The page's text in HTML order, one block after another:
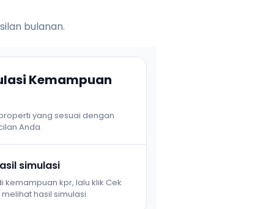
bulanan.
Kemampuan
yang sesuai dengan
Anda.
simulasi
kemampuan kpr, lalu klik Cek
hasil simulasi.